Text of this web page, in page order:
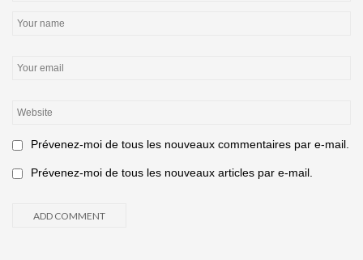
Prévenez-moi de tous les nouveaux commentaires par e-mail.
Prévenez-moi de tous les nouveaux articles par e-mail.